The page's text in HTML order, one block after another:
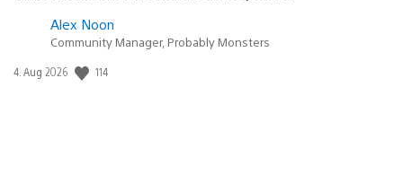
Alex Noon
Community Manager, Probably Monsters
Veröffentlichungsdatum:
4. Aug 2026 114